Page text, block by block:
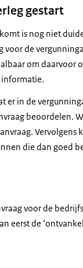
gestart
is nog niet
voor de
om daarvoor
er in de
beoordelen.
Vervolgens
die dan goed
voor de
eerst de